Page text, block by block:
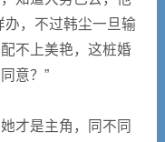
办，不过韩尘一旦输
不上美艳，这桩婚
意？”
才是主角，同不同